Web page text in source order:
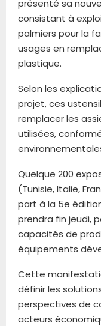
présenté sa
consistant à
palmiers pour la
usages en
plastique.
Selon les
projet, ces
remplacer les
utilisées,
Quelque 200
(Tunisie, Italie,
part à la 5e
prendra fin jeudi,
capacités de
équipements
Cette
définir les
perspectives de
acteurs